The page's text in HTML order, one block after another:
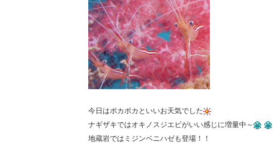
今日はポカポカといいお天気でした
ナギザキではオキノスジエビがいい感じに増量中～
地蔵岩ではミジンベニハゼも登場！！